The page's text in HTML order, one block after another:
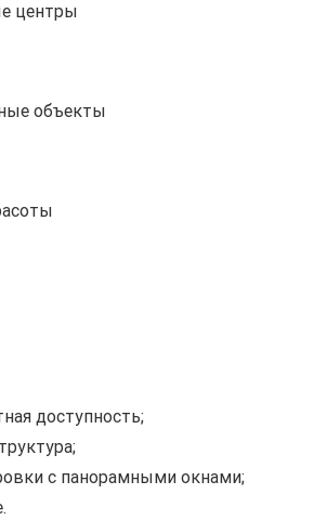
центры
объекты
доступность;
с панорамными окнами;